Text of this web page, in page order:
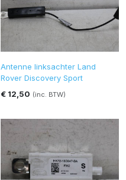
Antenne linksachter Land
Rover Discovery Sport
€ 12,50 (inc. BTW)